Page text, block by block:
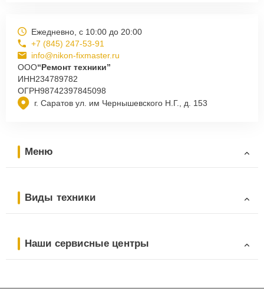
г. Саратов ул. им Чернышевского Н.Г., д. 153
Ежедневно, с 10:00 до 20:00
+7 (845) 247-53-91
info@nikon-fixmaster.ru
ООО“Ремонт техники”
ИНН234789782
ОГРН98742397845098
Меню
Виды техники
Наши сервисные центры